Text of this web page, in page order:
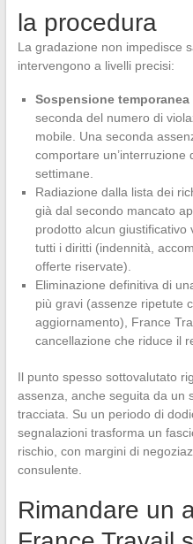
la procedura
La gradazione non impedisce
intervengono a livelli precisi:
Sospensione temporanea
seconda del numero di
mobile. Una seconda
comportare
settimane.
Radiazione dalla lista dei
già dal secondo mancato
prodotto alcun
tutti i diritti (indennità,
offerte riservate).
Eliminazione definitiva di
più gravi (assenze ripetute
aggiornamento), France
cancellazione che riduce il
Il punto spesso sottovalutato
assenza, anche seguita da un
tracciata. Su un periodo di
segnalazioni trasforma un
rischio, con margini di
consulente.
Rimandare un